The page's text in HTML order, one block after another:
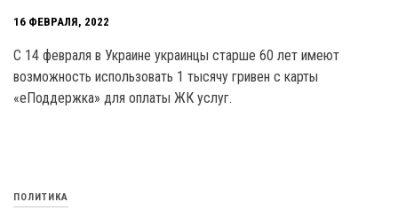
16 ФЕВРАЛЯ, 2022
С 14 февраля в Украине украинцы старше 60 лет имеют
возможность использовать 1 тысячу гривен с карты
«еПоддержка» для оплаты ЖК услуг.
ПОЛИТИКА